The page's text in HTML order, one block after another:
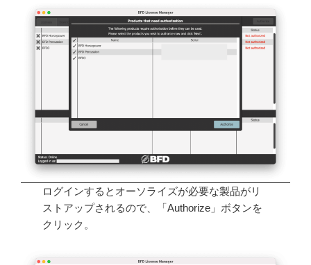
ログインするとオーソライズが必要な製品がリ
ストアップされるので、「Authorize」ボタンを
クリック。